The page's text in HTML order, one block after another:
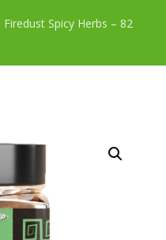
Firedust Spicy Herbs – 82